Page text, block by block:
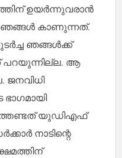
ഉയർന്നുവരാൻ
കാണുന്നത്.
ഞങ്ങള്‍ക്ക്
പറയുന്നില്ല. ആ
യുഡിഎഫ്
നാടിന്റെ